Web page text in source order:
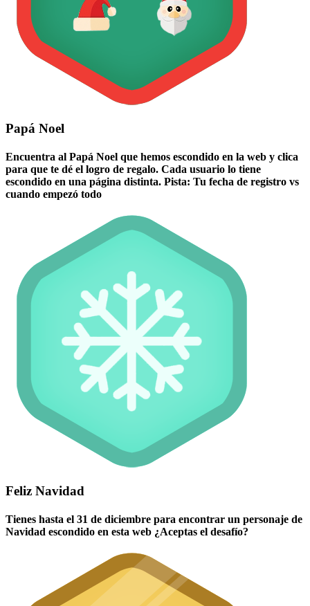
Papá Noel
Encuentra al Papá Noel que hemos escondido en la web y clica
para que te dé el logro de regalo. Cada usuario lo tiene
escondido en una página distinta. Pista: Tu fecha de registro vs
cuando empezó todo
Feliz Navidad
Tienes hasta el 31 de diciembre para encontrar un personaje de
Navidad escondido en esta web ¿Aceptas el desafío?